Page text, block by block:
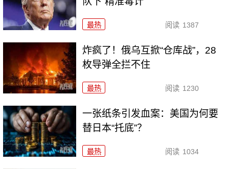
最热 阅读 1387
炸疯了！俄乌互掀“仓库战”，28
枚导弹全拦不住
最热 阅读 1230
一张纸条引发血案：美国为何要
替日本“托底”？
最热 阅读 1034